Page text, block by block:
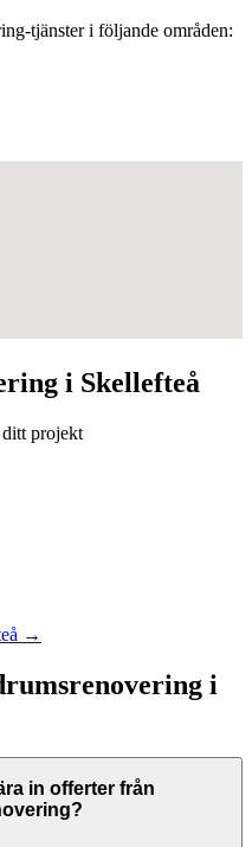
-tjänster i följande områden:
i Skellefteå
projekt
→
i
in offerter från